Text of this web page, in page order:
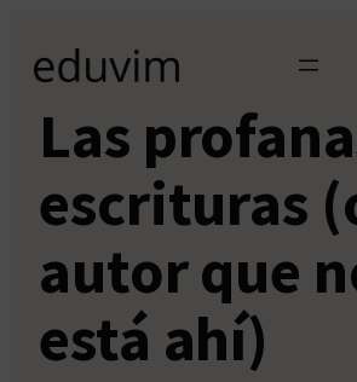
contenido
Las
escrituras
autor que
está ahí)